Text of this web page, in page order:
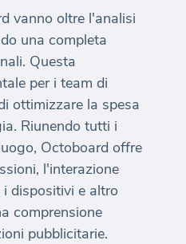
vanno oltre l'analisi
una completa
Questa
per i team di
ottimizzare la spesa
Riunendo tutti i
Octoboard offre
l'interazione
dispositivi e altro
comprensione
pubblicitarie.